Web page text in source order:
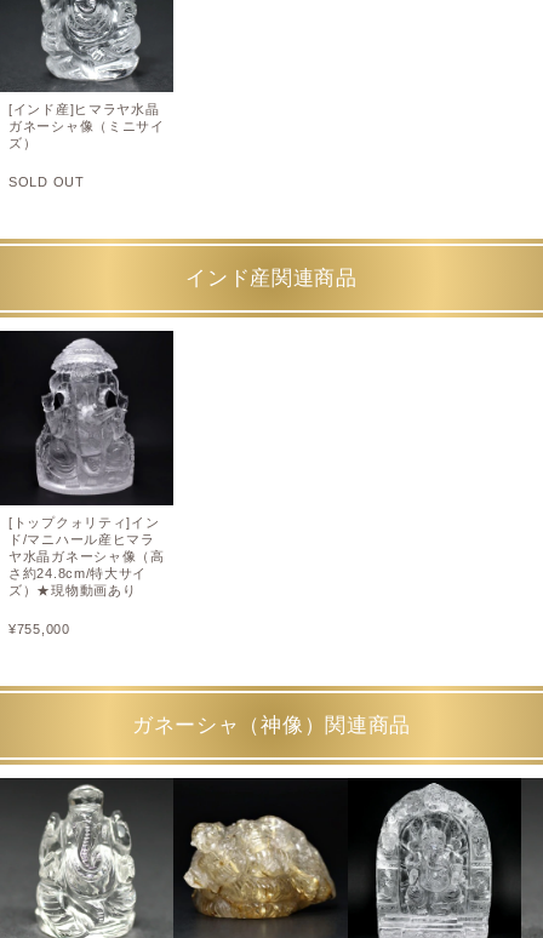
[インド産]ヒマラヤ水晶
ガネーシャ像（ミニサイ
ズ）
SOLD OUT
インド産関連商品
[トップクォリティ]イン
ド/マニハール産ヒマラ
ヤ水晶ガネーシャ像（高
さ約24.8cm/特大サイ
ズ）★現物動画あり
¥755,000
ガネーシャ（神像）関連商品